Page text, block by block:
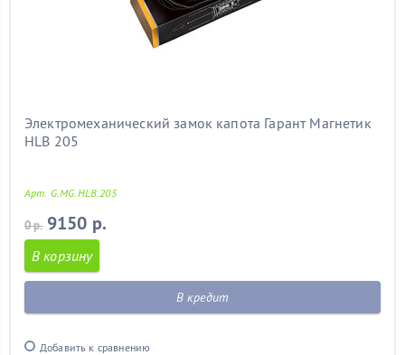
Электромеханический замок капота Гарант Магнетик
HLB 205
Арт. G.MG.HLB.205
0 р. 9150 р.
В корзину
В кредит
Добавить к сравнению